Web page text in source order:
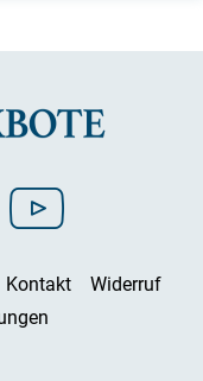
Kontakt
Widerruf